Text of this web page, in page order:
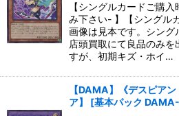
【シングルカードご購
み下さい- 】【シングル
画像は見本です。シング
店頭買取にて良品のみを
すが、初期キズ・ホイ…
【DAMA】《デスピア
ア】
[基本パック